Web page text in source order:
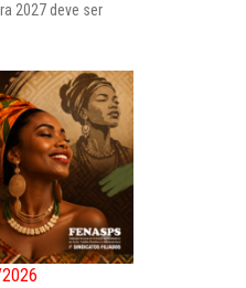
2027 deve ser